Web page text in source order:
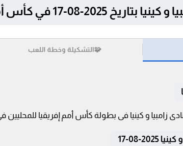
في كأس أمم إفريقيا للمحليين
🧩التشكيلة وخطة اللعب
08-17